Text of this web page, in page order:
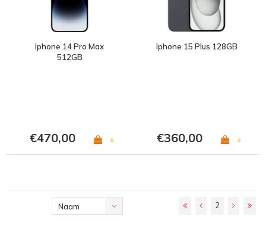
Iphone 14 Pro Max
512GB
€470,00 +
Iphone 15 Plus 128GB
€360,00 +
Naam
2